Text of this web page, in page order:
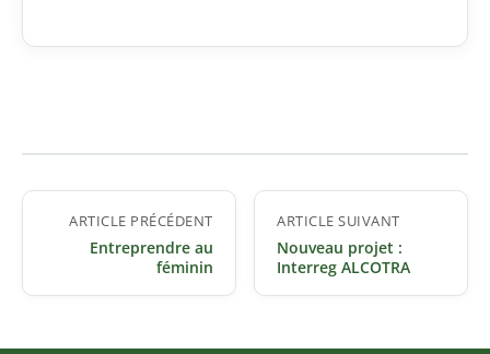
Navigation
l’article
ARTICLE PRÉCÉDENT
Entreprendre au
féminin
ARTICLE SUIVANT
Nouveau projet :
Interreg ALCOTRA